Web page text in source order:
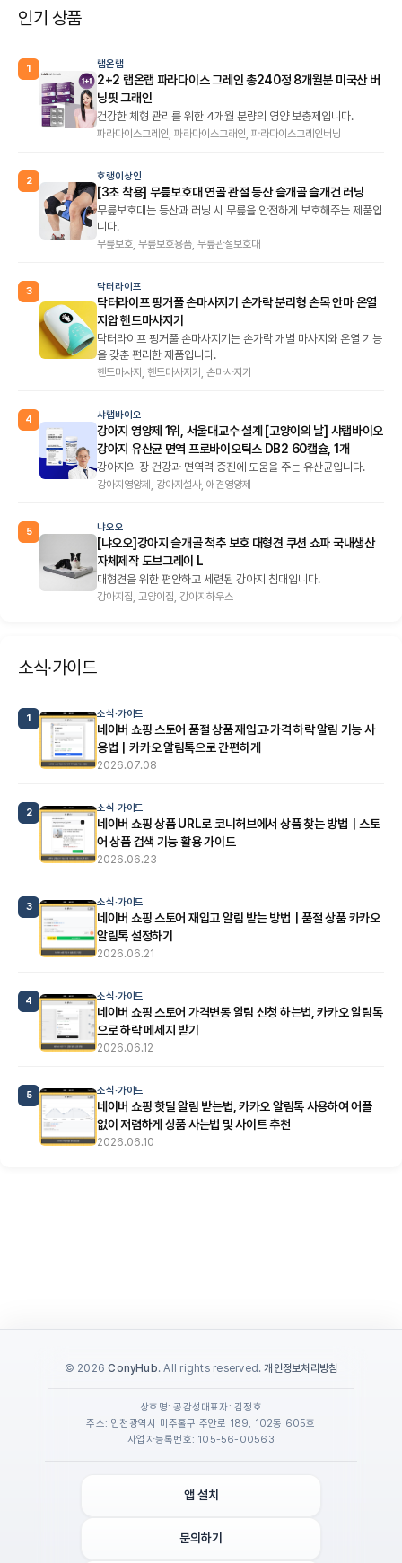
인기 상품
1 랩온랩
2+2 랩온랩 파라다이스 그레인 총240정 8개월분 미국산 버
닝핏 그래인
건강한 체형 관리를 위한 4개월 분량의 영양 보충제입니다.
파라다이스그레인, 파라다이스그래인, 파라다이스그레인버닝
2 호랭이상인
[3초 착용] 무릎보호대 연골 관절 등산 슬개골 슬개건 러닝
무릎보호대는 등산과 러닝 시 무릎을 안전하게 보호해주는 제품입
니다.
무릎보호, 무릎보호용품, 무릎관절보호대
3 닥터라이프
닥터라이프 핑거풀 손마사지기 손가락 분리형 손목 안마 온열
지압 핸드마사지기
닥터라이프 핑거풀 손마사지기는 손가락 개별 마사지와 온열 기능
을 갖춘 편리한 제품입니다.
핸드마사지, 핸드마사지기, 손마사지기
4 샤랩바이오
강아지 영양제 1위, 서울대교수 설계 [고양이의 날] 샤랩바이오
강아지 유산균 면역 프로바이오틱스 DB2 60캡슐, 1개
강아지의 장 건강과 면역력 증진에 도움을 주는 유산균입니다.
강아지영양제, 강아지설사, 애견영양제
5 냐오오
[냐오오]강아지 슬개골 척추 보호 대형견 쿠션 쇼파 국내생산
자체제작 도브그레이 L
대형견을 위한 편안하고 세련된 강아지 침대입니다.
강아지집, 고양이집, 강아지하우스
소식·가이드
1 소식·가이드
네이버 쇼핑 스토어 품절 상품 재입고·가격 하락 알림 기능 사
용법｜카카오 알림톡으로 간편하게
2026.07.08
2 소식·가이드
네이버 쇼핑 상품 URL로 코니허브에서 상품 찾는 방법｜스토
어 상품 검색 기능 활용 가이드
2026.06.23
3 소식·가이드
네이버 쇼핑 스토어 재입고 알림 받는 방법｜품절 상품 카카오
알림톡 설정하기
2026.06.21
4 소식·가이드
네이버 쇼핑 스토어 가격변동 알림 신청 하는법, 카카오 알림톡
으로 하락 메세지 받기
2026.06.12
5 소식·가이드
네이버 쇼핑 핫딜 알림 받는법, 카카오 알림톡 사용하여 어플
없이 저렴하게 상품 사는법 및 사이트 추천
2026.06.10
© 2026ConyHub. All rights reserved.개인정보처리방침
상호명: 공감성 대표자: 김정호
주소: 인천광역시 미추홀구 주안로 189, 102동 605호
사업자등록번호: 105-56-00563
앱 설치
문의하기